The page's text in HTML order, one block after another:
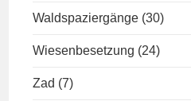
Waldspaziergänge (30)
Wiesenbesetzung (24)
Zad (7)